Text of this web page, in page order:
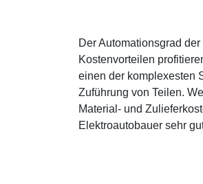
Der Automationsgrad
Kostenvorteilen
einen der komplexesten
Zuführung von Teilen.
Material- und
Elektroautobauer sehr